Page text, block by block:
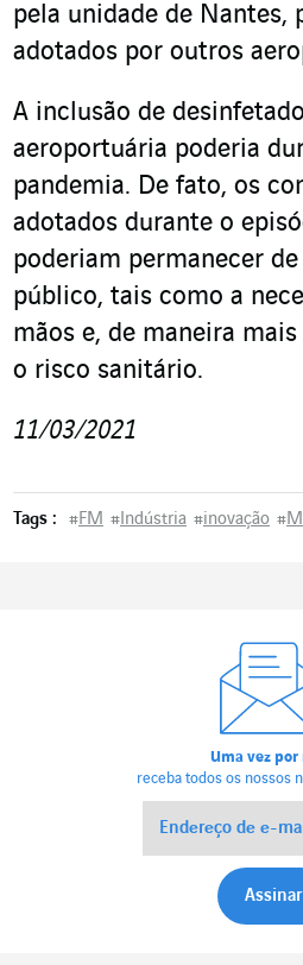
pela unidade de Nantes,
adotados por outros
A inclusão de
aeroportuária poderia
pandemia. De fato, os
adotados durante o
poderiam permanecer
público, tais como a
mãos e, de maneira
o risco sanitário.
11/03/2021
Tags : #FM #Indústria #inovação #
Uma vez por
receba todos os nossos